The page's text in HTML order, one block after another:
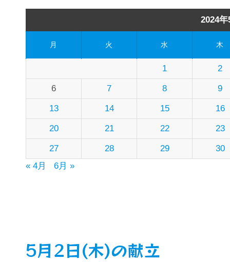
2024年
月 火 水 木
1 2
6 7 8 9
13 14 15 16
20 21 22 23
27 28 29
30
« 4月
6月 »
5月2日(木)の献立